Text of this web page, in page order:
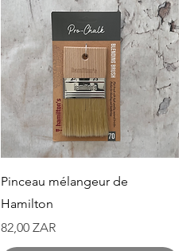
Aperçu rapide
Pinceau mélangeur de
Hamilton
Prix
82,00 ZAR